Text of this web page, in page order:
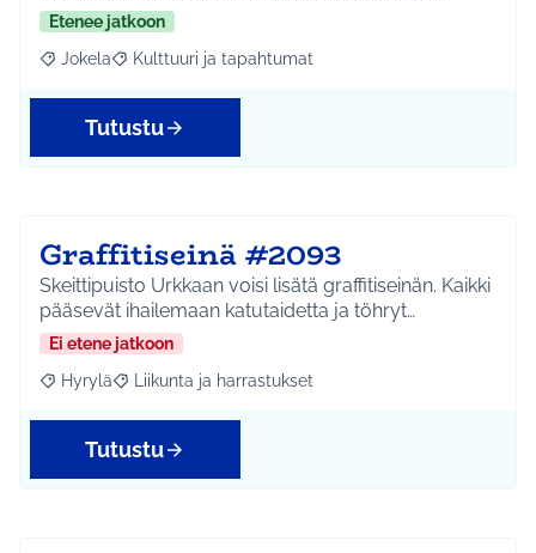
Etenee jatkoon
Rajaa tulokset aihepiirin mukaan: Jokela
Jokela Rajaa tulokset teeman mukaan: Kulttuuri ja
Kulttuuri ja tapahtumat
Tutustu
Graffitiseinä #2093
Skeittipuisto Urkkaan voisi lisätä graffitiseinän. Kaikki
pääsevät ihailemaan katutaidetta ja töhryt…
Ei etene jatkoon
Rajaa tulokset aihepiirin mukaan: Hyrylä
Hyrylä Rajaa tulokset teeman mukaan: Liikunta ja
Liikunta ja harrastukset
Tutustu